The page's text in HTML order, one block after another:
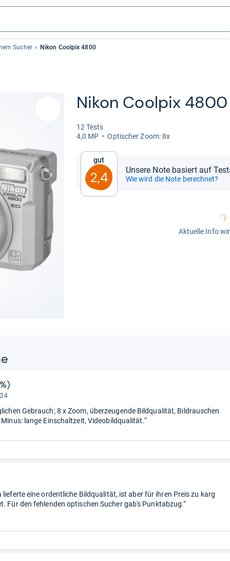
Sucher Nikon Coolpix 4800
Nikon Cool­pix 4800
12 Tests
4,0 MP
Opti­scher Zoom: 8x
Gut
2,4 Unsere Note basiert auf
Wie wird die Note berechnet?
Aktuelle Info
Gebrauch; 8 x Zoom, überzeugende Bildqualität, Bildrauschen
lange Einschaltzeit, Videobildqualität.“
lieferte eine ordentliche Bildqualität, ist aber für ihren Preis zu karg
Für den fehlenden optischen Sucher gab's Punktabzug.“